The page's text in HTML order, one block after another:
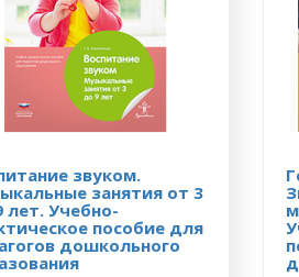
звуком.
занятия от 3
лет. Учебно-
пособие для
дошкольного